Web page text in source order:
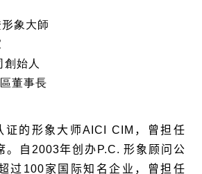
象大師
創始人
董事長
证的形象大师AICI CIM ，曾担任
。自 2003年创办 P.C.形象顾问公
过 100家国际知名企业，曾担任